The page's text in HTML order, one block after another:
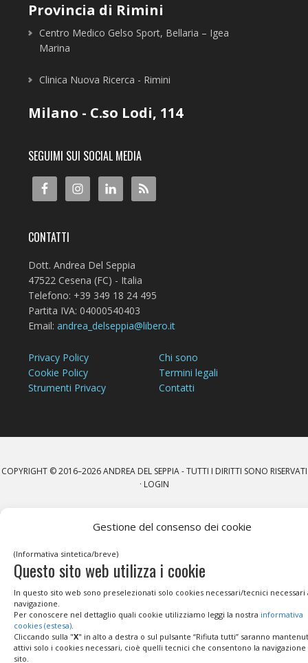
Gestione del consenso dei cookie
(Informativa sintetica/breve)
Questo sito web utilizza i cookie
In questo sito web sono preselezionati solo cookies necessari/tecnici necessari
navigazione.
Per conoscere nel dettaglio quali cookie utilizziamo leggi la nostra informativa
cookies (estesa).
Cliccando sulla "X" in alto a destra o sul pulsante “Rifiuta tutti” saranno
attivi solo i cookies necessari, cioè quelli tecnici che consentono la navigazione
sito.
Provincia di Rimini
Centro Medico Gelso Sport, Bellaria – Igea
Marina
Clinica Nuova Ricerca - Rimini
Milano - C.so Lodi, 114
SEGUIMI SUI SOCIAL MEDIA
CONTATTI
Dott. Andrea Del Seppia
47522 Cesena (FC) - Italia
Telefono: +39 349 18 24 495
Partita IVA: 04000540403
Email: andrea_delseppia@libero.it
Privacy Policy
Cookie Policy
Strumenti Privacy
Chi sono
Termini legali
Contatti
COPYRIGHT © 2016–2026ANDREA DEL SEPPIA- TUTTI I DIRITTI SONO RISERVATI
· LOGIN